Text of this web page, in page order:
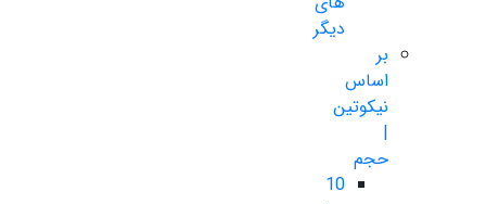
دیگر
بر
اساس
نیکوتین
|
حجم
10